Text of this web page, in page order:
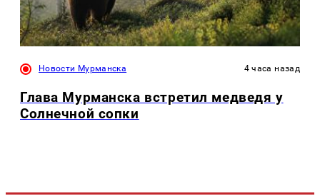
Новости Мурманска 4 часа назад
Глава Мурманска встретил медведя у
Солнечной сопки